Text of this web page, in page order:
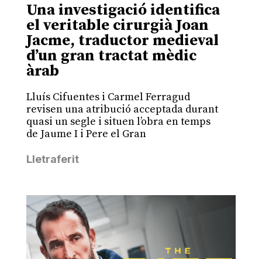
Una investigació identifica
el veritable cirurgià Joan
Jacme, traductor medieval
d’un gran tractat mèdic
àrab
Lluís Cifuentes i Carmel Ferragud
revisen una atribució acceptada durant
quasi un segle i situen l’obra en temps
de Jaume I i Pere el Gran
Lletraferit